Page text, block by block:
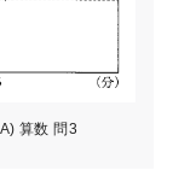
算数 問3